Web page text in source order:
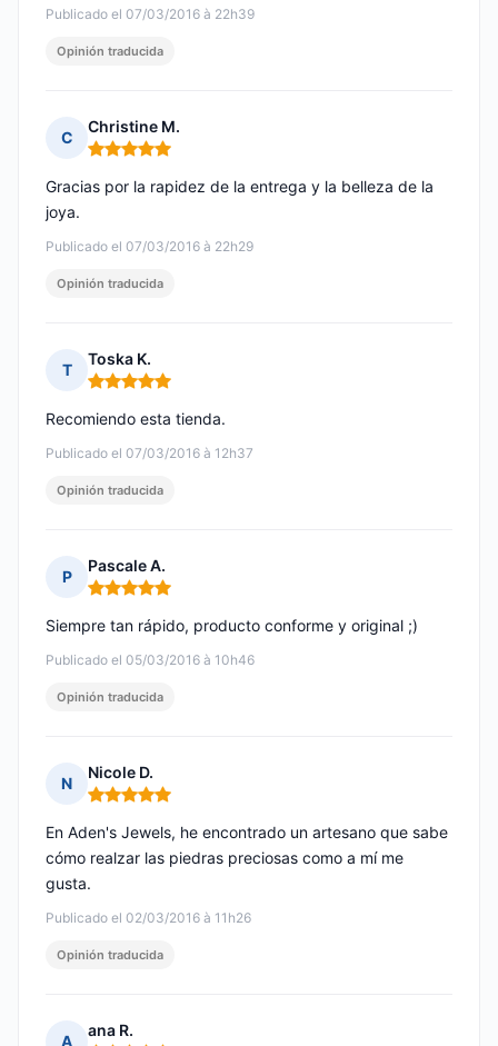
Publicado el 07/03/2016 à 22h39
Opinión traducida
C
Christine M.
Nota: 5 de 5
Publicado el 07/03/2016 à 22h29
Gracias por la rapidez de la entrega y la belleza de la
joya.
Opinión traducida
T
Toska K.
Nota: 5 de 5
Publicado el 07/03/2016 à 12h37
Recomiendo esta tienda.
Opinión traducida
P
Pascale A.
Nota: 5 de 5
Publicado el 05/03/2016 à 10h46
Siempre tan rápido, producto conforme y original ;)
Opinión traducida
N
Nicole D.
Nota: 5 de 5
Publicado el 02/03/2016 à 11h26
En Aden's Jewels, he encontrado un artesano que sabe
cómo realzar las piedras preciosas como a mí me
gusta.
Opinión traducida
A
ana R.